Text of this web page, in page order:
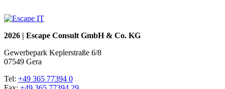
2026 | Escape Consult GmbH & Co. KG
Gewerbepark Keplerstraße 6/8
07549 Gera
Tel: +49 365 77394 0